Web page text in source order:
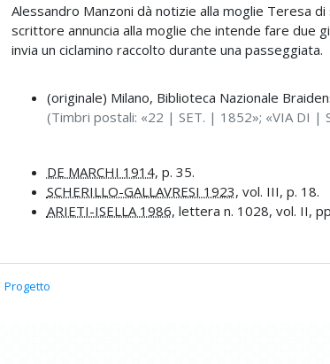
Alessandro Manzoni dà notizie alla moglie Teresa
scrittore annuncia alla moglie che intende fare due
invia un ciclamino raccolto durante una passeggiata.
(originale) Milano, Biblioteca Nazionale
(Timbri postali: «22 | SET. | 1852»; «VIA DI |
DE MARCHI 1914, p. 35.
SCHERILLO-GALLAVRESI 1923, vol. III, p. 18.
ARIETI-ISELLA 1986, lettera n. 1028, vol. II,
Progetto